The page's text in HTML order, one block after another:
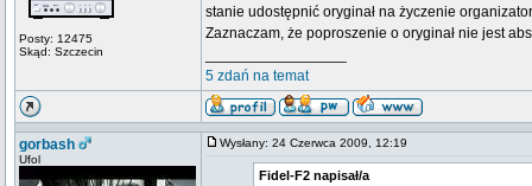
Posty: 12475
Skąd: Szczecin
stanie udostępnić oryginał na życzenie
Zaznaczam, że poproszenie o oryginał nie jest
5 zdań na temat
gorbash
Ufol
Wysłany: 24 Czerwca 2009, 12:19
Fidel-F2 napisał/a